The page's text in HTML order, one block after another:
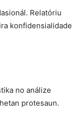
Relatóriu
konfidensialidade
no análize
protesaun.